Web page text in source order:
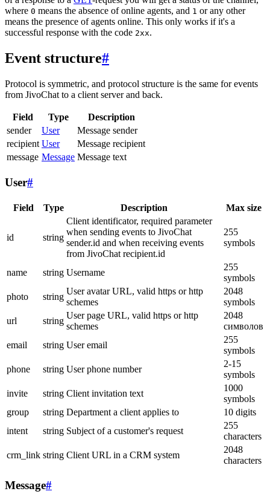
where 0 means the absence of online agents, and 1 or any other
means the presence of agents online. This only works if it's a
successful response with the code 2xx.
Event structure#
Protocol is symmetric, and protocol structure is the same for events
from JivoChat to a client server and back.
Field Type
Description
sender
User
Message sender
recipient User
Message recipient
message Message Message text
User#
Field Type Description Max size
id string
Client identificator, required parameter
when sending events to JivoChat
sender.id and when receiving events
from JivoChat recipient.id
255
symbols
name string Username
255
symbols
photo
string
User avatar URL, valid https or http
schemes
2048
symbols
url
string
User page URL, valid https or http
schemes
2048
символов
email
string User email
255
symbols
phone
string User phone number
2-15
symbols
invite
string Client invitation text
1000
symbols
group
string Department a client applies to
10 digits
intent
string Subject of a customer's request
255
characters
crm_link string Client URL in a CRM system
2048
characters
Message#